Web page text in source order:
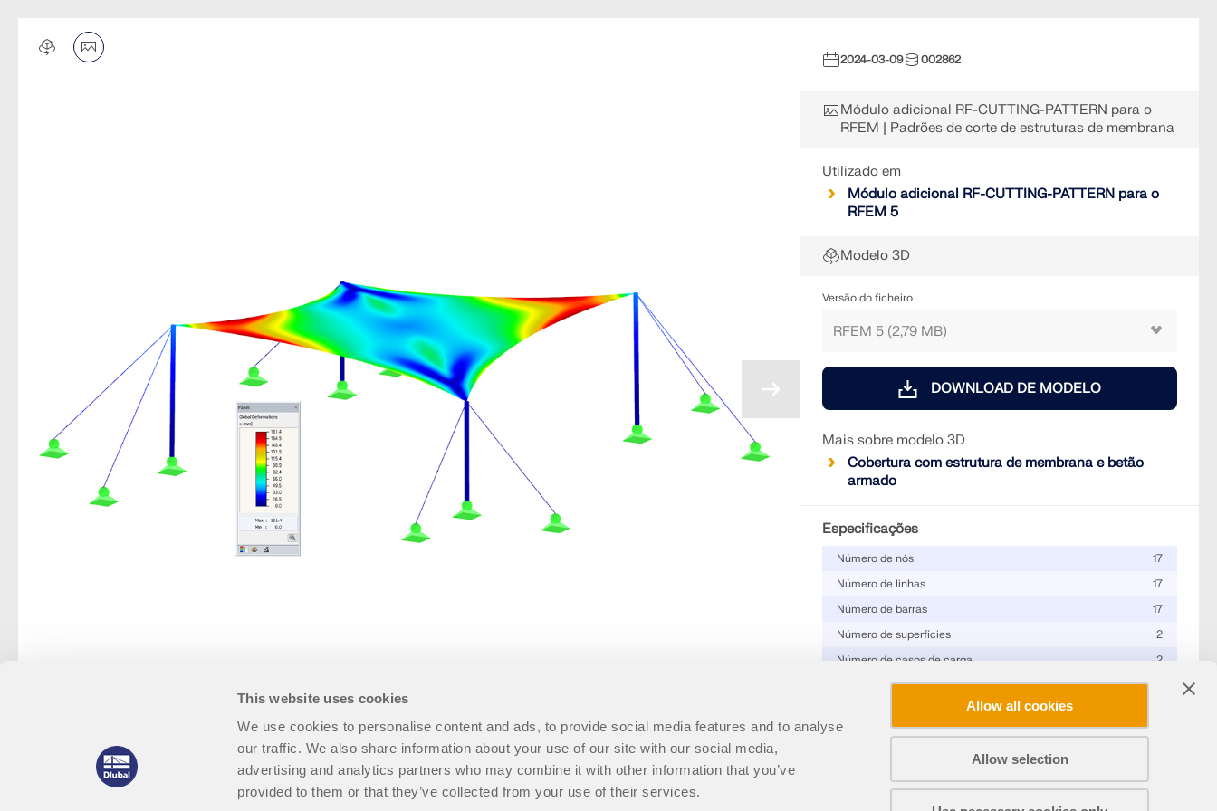
This website uses cookies
We use cookies to personalise content and ads, to provide social media features and to analyse
our traffic. We also share information about your use of our site with our social media,
advertising and analytics partners who may combine it with other information that you’ve
provided to them or that they’ve collected from your use of their services.
Allow all cookies
Allow selection
2024-03-09 002862
Módulo adicional RF-CUTTING-PATTERN para o
RFEM | Padrões de corte de estruturas de membrana
Utilizado em
Módulo adicional RF-CUTTING-PATTERN para o
RFEM 5
Modelo 3D
Versão do ficheiro
DOWNLOAD DE MODELO
Mais sobre modelo 3D
Cobertura com estrutura de membrana e betão
armado
Especificações
Número de nós
17
Número de linhas
17
Número de barras
17
Número de superfícies
2
Número de casos de carga
2
0,359 t
18,500 x 18,500 x 4,250 m
Dimensões (imperial)
60.7 x 60.7 x 13.94 feet